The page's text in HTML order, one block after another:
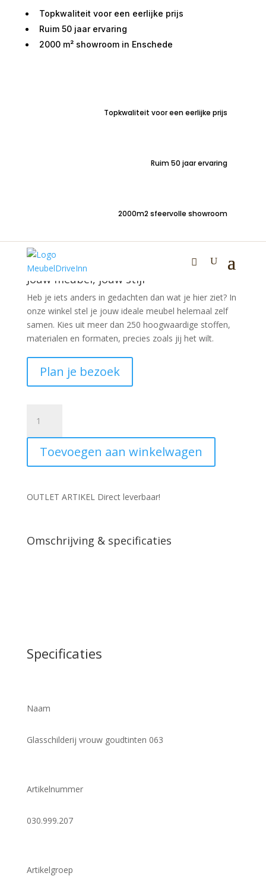
Topkwaliteit voor een eerlijke prijs
Ruim 50 jaar ervaring
2000 m² showroom in Enschede
Topkwaliteit voor een eerlijke prijs
Ruim 50 jaar ervaring
2000m2 sfeervolle showroom
goudtinten 063
goudtinten.
Jouw meubel, jouw stijl
Heb je iets anders in gedachten dan wat je hier ziet? In
onze winkel stel je jouw ideale meubel helemaal zelf
samen. Kies uit meer dan 250 hoogwaardige stoffen,
materialen en formaten, precies zoals jij het wilt.
Plan je bezoek
vrouw
goudtinten
aantal
Toevoegen aan winkelwagen
OUTLET ARTIKEL Direct leverbaar!
Omschrijving & specificaties
Specificaties
Naam
Glasschilderij vrouw goudtinten 063
Artikelnummer
030.999.207
Artikelgroep